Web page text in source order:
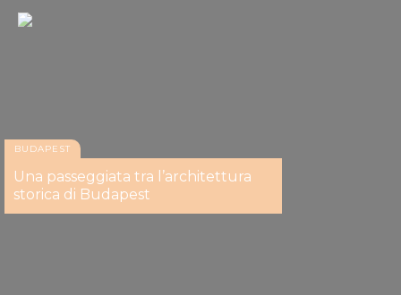
BUDAPEST
Una passeggiata tra l’architettura
storica di Budapest